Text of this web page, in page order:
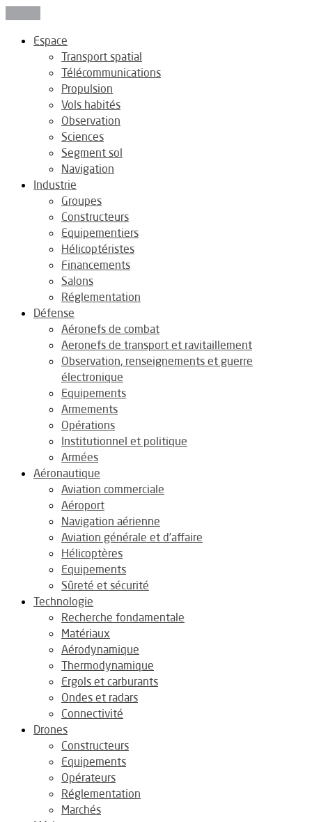
Espace
Transport spatial
Télécommunications
Propulsion
Vols habités
Observation
Sciences
Segment sol
Navigation
Industrie
Groupes
Constructeurs
Equipementiers
Hélicoptéristes
Financements
Salons
Réglementation
Défense
Aéronefs de combat
Aeronefs de transport et ravitaillement
Observation, renseignements et guerre
électronique
Equipements
Armements
Opérations
Institutionnel et politique
Armées
Aéronautique
Aviation commerciale
Aéroport
Navigation aérienne
Aviation générale et d’affaire
Hélicoptères
Equipements
Sûreté et sécurité
Technologie
Recherche fondamentale
Matériaux
Aérodynamique
Thermodynamique
Ergols et carburants
Ondes et radars
Connectivité
Drones
Constructeurs
Equipements
Opérateurs
Réglementation
Marchés